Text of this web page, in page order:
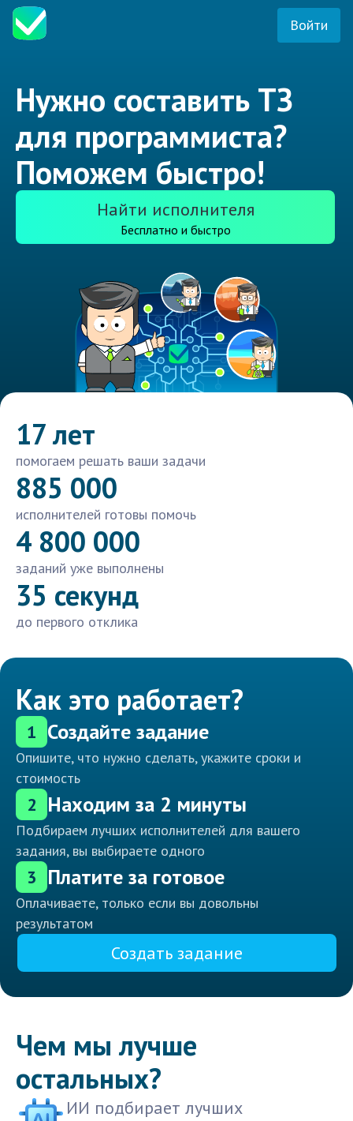
Войти
Нужно составить ТЗ
для программиста?
Поможем быстро!
Найти исполнителя
Бесплатно и быстро
17 лет
помогаем решать ваши задачи
885 000
исполнителей готовы помочь
4 800 000
заданий уже выполнены
35 секунд
до первого отклика
Как это работает?
1 Создайте задание
Опишите, что нужно сделать, укажите сроки и
стоимость
2 Находим за 2 минуты
Подбираем лучших исполнителей для вашего
задания, вы выбираете одного
3 Платите за готовое
Оплачиваете, только если вы довольны
результатом
Создать задание
Чем мы лучше
остальных?
ИИ подбирает лучших